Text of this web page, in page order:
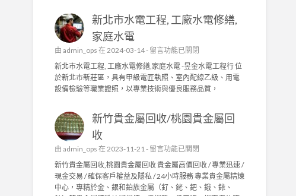
新北市水電工程, 工廠水電修繕,
家庭水電
由 admin_ops 在 2024-03-14 - 在
〈
新
北
市
電
,
工
廠
水
留言功能已關閉
新北市水電工程, 工廠水電修繕,家庭水電 -昱金水電工程行 位
於新北市新莊區，具有甲級電匠執照、室內配線乙級、用電
設備檢驗等職業證照，以專業技術與優良服務品質，
新竹貴金屬回收/桃園貴金屬回
收
由 admin_ops 在 2023-11-21 - 在
〈
新
竹
貴
留言功能已關閉
新竹貴金屬回收,桃園貴金屬回收 貴金屬高價回收 / 專業迅速 /
現金交易 / 確保客戶權益及隱私 / 24小時服務 專業貴金屬精煉
中心，專精於金、銀和鉑族金屬（釕、銠、鈀、鋨、銥、